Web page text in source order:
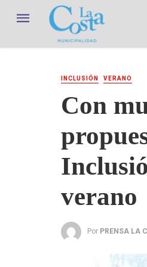
INCLUSIÓN VERANO
Con
verano
Por PRENSA LA